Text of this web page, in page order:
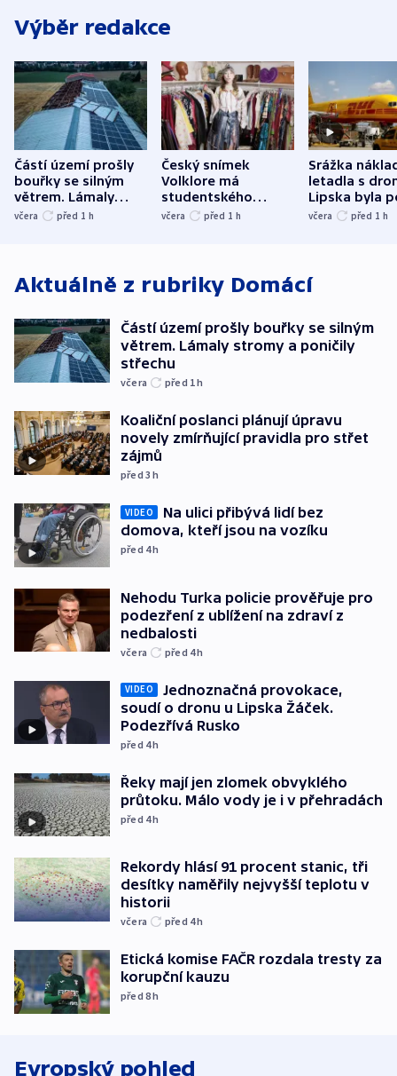
Výběr redakce
Částí území prošly
bouřky se silným
větrem. Lámaly
stromy a poničily
včera před 1 h
Český snímek
Volklore má
studentského
Oscara, zabojuje o
včera před 1 h
Srážka
letadla s
Lipska byla
německého
včera před 1 h
Aktuálně z rubriky Domácí
Částí území prošly bouřky se silným
větrem. Lámaly stromy a poničily
střechu
včera před 1h
Koaliční poslanci plánují úpravu
novely zmírňující pravidla pro střet
zájmů
před 3h
VIDEO
Na ulici přibývá lidí bez
domova, kteří jsou na vozíku
před 4h
Nehodu Turka policie prověřuje pro
podezření z ublížení na zdraví z
nedbalosti
včera před 4h
VIDEO
Jednoznačná provokace,
soudí o dronu u Lipska Žáček.
Podezřívá Rusko
před 4h
Řeky mají jen zlomek obvyklého
průtoku. Málo vody je i v přehradách
před 4h
Rekordy hlásí 91 procent stanic, tři
desítky naměřily nejvyšší teplotu v
historii
včera před 4h
Etická komise FAČR rozdala tresty za
korupční kauzu
před 8h
Evropský pohled